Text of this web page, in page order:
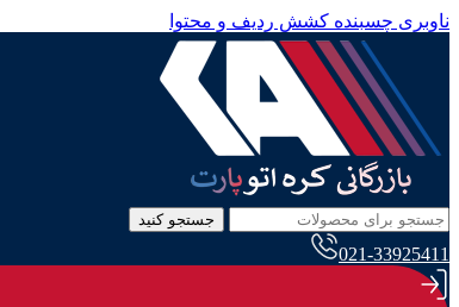
ناوبری چسبنده کشش ردیف و محتوا
جستجو کنید
021-33925411